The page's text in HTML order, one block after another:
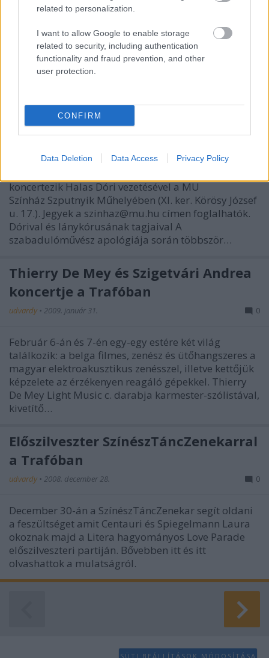
related to personalization.
I want to allow Google to enable storage
related to security, including authentication
functionality and fraud prevention, and other
user protection.
CONFIRM
Data Deletion Data Access Privacy Policy
A KONCERT HANGANYAGA ITT MEGHALLGATHATÓ
mozilla firefox, vagy a google chrome webböngésző
használata). A cím a Krétakör múlt évadban lezajlott
városterápiás akciósorozatára, A Szabadulóművész
apológiájára utal.…
Soharóza koncert Halas Dórival a MU
Színházban
koncertezik Halas Dóri vezetésével a MU
Színház Szputnyik Műhelyében (XI. ker. Körösy József
u. 17.). Jegyek a szinhaz@mu.hu címen foglalhatók.
Dórival és lánykórusának tagjaival A
szabadulóművész apológiája során többször…
Thierry De Mey és Szigetvári Andrea
koncertje a Trafóban
udvardy • 2009. január 31. 0
Február 6-án és 7-én egy-egy estére két világ
találkozik: a belga filmes, zenész és ütőhangszeres a
magyar elektroakusztikus zenésszel, illetve kettőjük
képzelete az érzékenyen reagáló gépekkel. Thierry
De Mey Light Music c. darabja karmester-szólistával,
kivetítő…
Előszilveszter SzínészTáncZenekarral
a Trafóban
udvardy • 2008. december 28. 0
December 30-án a SzínészTáncZenekar segít oldani
a feszültséget amit Centauri és Spiegelmann Laura
okoznak majd a Litera hagyományos Love Parade
előszilveszteri partiján. Bővebben itt és itt
olvashattok a mulatságról.
SÜTI BEÁLLÍTÁSOK MÓDOSÍTÁSA